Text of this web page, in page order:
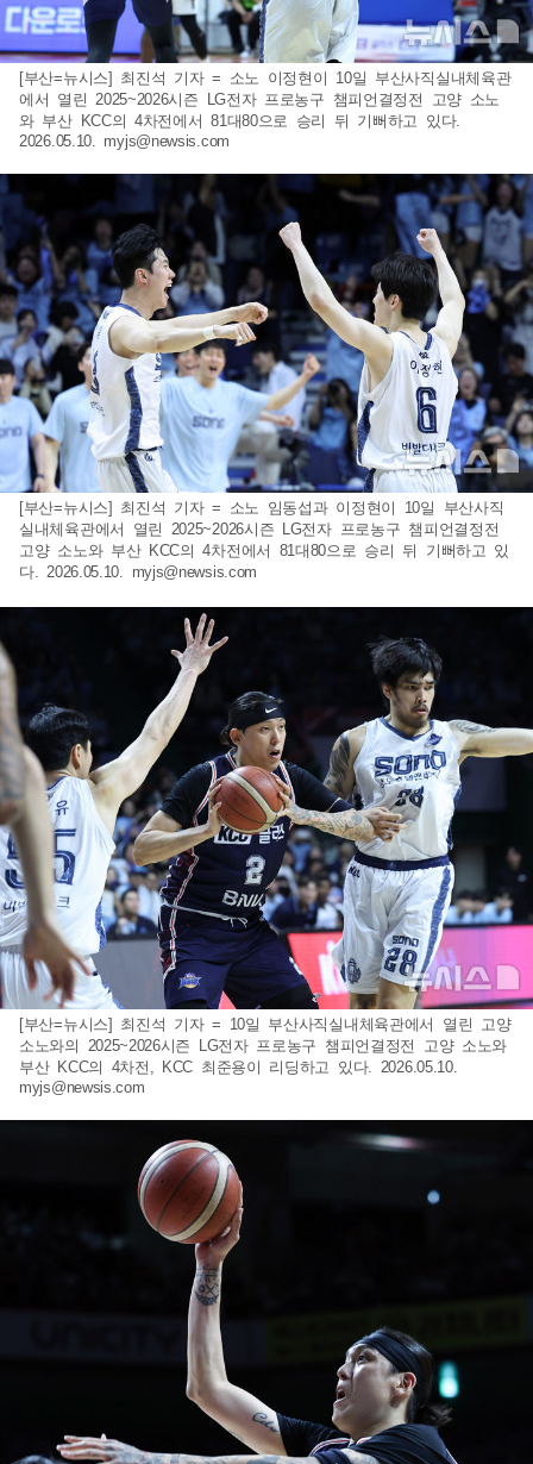
[부산=뉴시스] 최진석 기자 = 소노 이정현이 10일 부산사직실내체육관
에서 열린 2025~2026시즌 LG전자 프로농구 챔피언결정전 고양 소노
와 부산 KCC의 4차전에서 81대80으로 승리 뒤 기뻐하고 있다.
2026.05.10. myjs@newsis.com
[부산=뉴시스] 최진석 기자 = 소노 임동섭과 이정현이 10일 부산사직
실내체육관에서 열린 2025~2026시즌 LG전자 프로농구 챔피언결정전
고양 소노와 부산 KCC의 4차전에서 81대80으로 승리 뒤 기뻐하고 있
다. 2026.05.10. myjs@newsis.com
[부산=뉴시스] 최진석 기자 = 10일 부산사직실내체육관에서 열린 고양
소노와의 2025~2026시즌 LG전자 프로농구 챔피언결정전 고양 소노와
부산 KCC의 4차전, KCC 최준용이 리딩하고 있다. 2026.05.10.
myjs@newsis.com